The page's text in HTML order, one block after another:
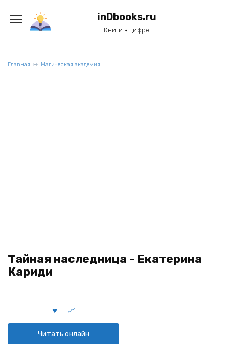
содержанию
inDbooks.ru
Книги в цифре
Главная Магическая академия
Тайная наследница - Екатерина
Кариди
Читать онлайн